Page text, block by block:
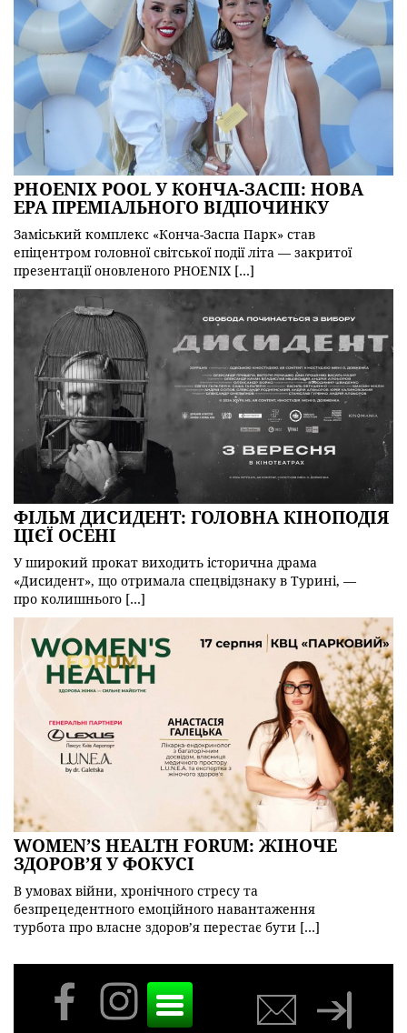
PHOENIX POOL У КОНЧА-ЗАСПІ: НОВА
ЕРА ПРЕМІАЛЬНОГО ВІДПОЧИНКУ
Заміський комплекс «Конча-Заспа Парк» став
епіцентром головної світської події літа — закритої
презентації оновленого PHOENIX […]
ФІЛЬМ ДИСИДЕНТ: ГОЛОВНА КІНОПОДІЯ
ЦІЄЇ ОСЕНІ
У широкий прокат виходить історична драма
«Дисидент», що отримала спецвідзнаку в Турині, —
про колишнього […]
WOMEN’S HEALTH FORUM: ЖІНОЧЕ
ЗДОРОВ’Я У ФОКУСІ
В умовах війни, хронічного стресу та
безпрецедентного емоційного навантаження
турбота про власне здоров’я перестає бути […]
Toggle
navigation